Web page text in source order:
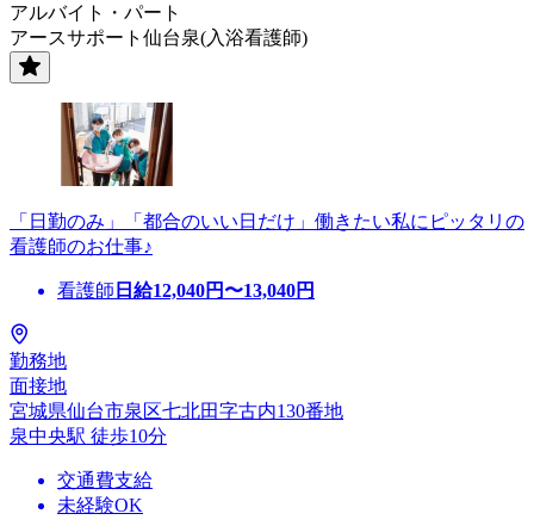
アルバイト・パート
アースサポート仙台泉(入浴看護師)
「日勤のみ」「都合のいい日だけ」働きたい私にピッタリの
看護師のお仕事♪
看護師 日給12,040円〜13,040円
勤務地
面接地
宮城県仙台市泉区七北田字古内130番地
泉中央駅 徒歩10分
交通費支給
未経験OK